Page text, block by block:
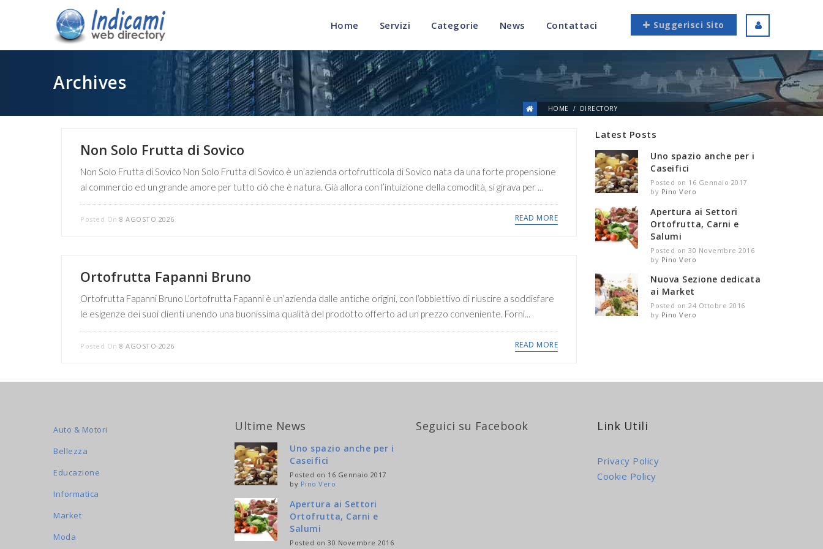
Home Servizi Categorie News Contattaci Suggerisci Sito
Archives
HOME DIRECTORY
Non Solo Frutta di Sovico
Non Solo Frutta di Sovico Non Solo Frutta di Sovico è un’azienda ortofrutticola di Sovico nata da una forte propensione
al commercio ed un grande amore per tutto ciò che è natura. Già allora con l’intuizione della comodità, si girava per ...
Posted On 8 AGOSTO 2026 READ MORE
Ortofrutta Fapanni Bruno
Ortofrutta Fapanni Bruno L’ortofrutta Fapanni è un’azienda dalle antiche origini, con l’obbiettivo di riuscire a soddisfare
le esigenze dei suoi clienti unendo una buonissima qualità del prodotto offerto ad un prezzo conveniente. Forni...
Posted On 8 AGOSTO 2026 READ MORE
Latest Posts
Uno spazio anche per i
Caseifici
Posted on 16 Gennaio 2017
by Pino Vero
Apertura ai Settori
Ortofrutta, Carni e
Salumi
Posted on 30 Novembre 2016
by Pino Vero
Nuova Sezione dedicata
ai Market
Posted on 24 Ottobre 2016
by Pino Vero
Auto & Motori
Bellezza
Educazione
Informatica
Market
Moda
Ultime News
Uno spazio anche per i
Caseifici
Posted on 16 Gennaio 2017
by Pino Vero
Apertura ai Settori
Ortofrutta, Carni e
Salumi
Posted on 30 Novembre 2016
Seguici su Facebook Link Utili
Privacy Policy
Cookie Policy